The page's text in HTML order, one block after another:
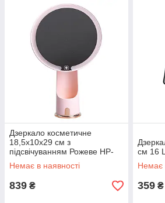
Дзеркало косметичне
18,5х10х29 см з
підсвічуванням Рожеве HP-
10-1AP
Немає в наявності
839 ₴
см 16
Немає
359 ₴